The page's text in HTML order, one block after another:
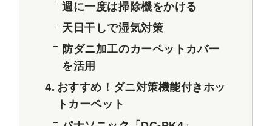
週に一度は掃除機をかける
天日干しで湿気対策
防ダニ加工のカーペットカバー
を活用
おすすめ！ダニ対策機能付きホッ
トカーペット